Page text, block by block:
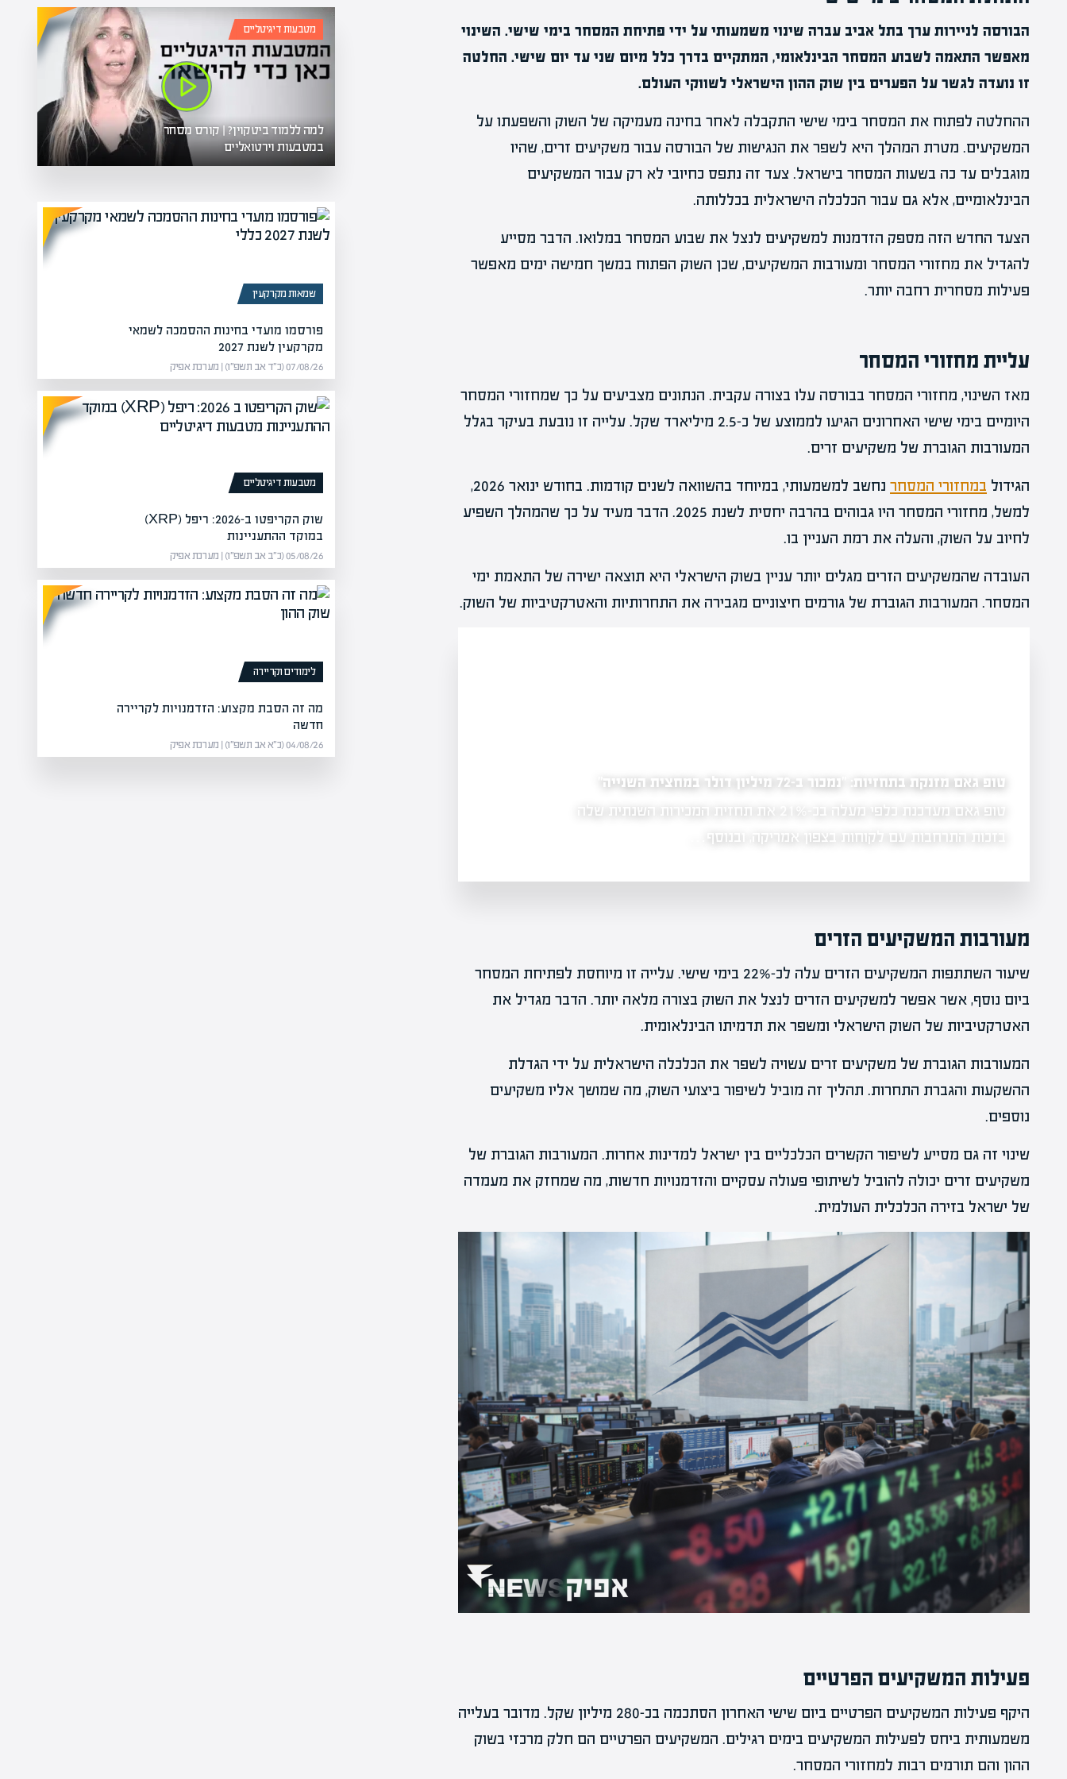
הבורסה לניירות ערך בתל אביב עברה שינוי משמעותי על ידי פתיחת המסחר בימי שישי. השינוי
מאפשר התאמה לשבוע המסחר הבינלאומי, המתקיים בדרך כלל מיום שני עד יום שישי. החלטה
זו נועדה לגשר על הפערים בין שוק ההון הישראלי לשווקי העולם.
ההחלטה לפתוח את המסחר בימי שישי התקבלה לאחר בחינה מעמיקה של השוק והשפעתו על
המשקיעים. מטרת המהלך היא לשפר את הנגישות של הבורסה עבור משקיעים זרים, שהיו
מוגבלים עד כה בשעות המסחר בישראל. צעד זה נתפס כחיובי לא רק עבור המשקיעים
הבינלאומיים, אלא גם עבור הכלכלה הישראלית בכללותה.
הצעד החדש הזה מספק הזדמנות למשקיעים לנצל את שבוע המסחר במלואו. הדבר מסייע
להגדיל את מחזורי המסחר ומעורבות המשקיעים, שכן השוק הפתוח במשך חמישה ימים מאפשר
פעילות מסחרית רחבה יותר.
עליית מחזורי המסחר
מאז השינוי, מחזורי המסחר בבורסה עלו בצורה עקבית. הנתונים מצביעים על כך שמחזורי המסחר
היומיים בימי שישי האחרונים הגיעו לממוצע של כ-2.5 מיליארד שקל. עלייה זו נובעת בעיקר בגלל
המעורבות הגוברת של משקיעים זרים.
הגידול במחזורי המסחר
נחשב למשמעותי, במיוחד בהשוואה לשנים קודמות. בחודש ינואר 2026,
למשל, מחזורי המסחר היו גבוהים בהרבה יחסית לשנת 2025. הדבר מעיד על כך שהמהלך השפיע
לחיוב על השוק, והעלה את רמת העניין בו.
העובדה שהמשקיעים הזרים מגלים יותר עניין בשוק הישראלי היא תוצאה ישירה של התאמת ימי
המסחר. המעורבות הגוברת של גורמים חיצוניים מגבירה את התחרותיות והאטרקטיביות של השוק.
למצוא
טופ גאם מזנקת בתחזיות: "נמכור ב-72 מיליון דולר במחצית השנייה"
טופ גאם מעדכנת כלפי מעלה בכ-21% את תחזית המכירות השנתית שלה
בזכות התרחבות עם לקוחות בצפון אמריקה, ובנוסף…
רימון פורצת לשוק חוות השרתים בארה"ב
מעורבות המשקיעים הזרים
שיעור השתתפות המשקיעים הזרים עלה לכ-22% בימי שישי. עלייה זו מיוחסת לפתיחת המסחר
ביום נוסף, אשר אפשר למשקיעים הזרים לנצל את השוק בצורה מלאה יותר. הדבר מגדיל את
האטרקטיביות של השוק הישראלי ומשפר את תדמיתו הבינלאומית.
המעורבות הגוברת של משקיעים זרים עשויה לשפר את הכלכלה הישראלית על ידי הגדלת
ההשקעות והגברת התחרות. תהליך זה מוביל לשיפור ביצועי השוק, מה שמושך אליו משקיעים
נוספים.
שינוי זה גם מסייע לשיפור הקשרים הכלכליים בין ישראל למדינות אחרות. המעורבות הגוברת של
משקיעים זרים יכולה להוביל לשיתופי פעולה עסקיים והזדמנויות חדשות, מה שמחזק את מעמדה
של ישראל בזירה הכלכלית העולמית.
פעילות המשקיעים הפרטיים
היקף פעילות המשקיעים הפרטיים ביום שישי האחרון הסתכמה בכ-280 מיליון שקל. מדובר בעלייה
משמעותית ביחס לפעילות המשקיעים בימים רגילים. המשקיעים הפרטיים הם חלק מרכזי בשוק
ההון והם תורמים רבות למחזורי המסחר.
מטבעות דיגיטליים
למה ללמוד ביטקוין? | קורס מסחר
במטבעות וירטואליים
שמאות מקרקעין
פורסמו מועדי בחינות ההסמכה לשמאי
מקרקעין לשנת 2027
07/08/26 (כ״ד אב תשפ״ו) | מערכת אפיק
מטבעות דיגיטליים
שוק הקריפטו ב-2026: ריפל (XRP)
במוקד ההתעניינות
05/08/26 (כ״ב אב תשפ״ו) | מערכת אפיק
לימודים וקריירה
מה זה הסבת מקצוע: הזדמנויות לקריירה
חדשה
04/08/26 (כ״א אב תשפ״ו) | מערכת אפיק